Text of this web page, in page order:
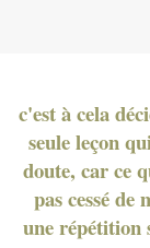
c'est à cela
seule leçon
doute, car ce
pas cessé
une répétition